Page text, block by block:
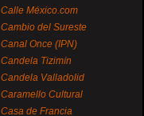
Calle México.com
Cambio del Sureste
Canal Once (IPN)
Candela Tizimín
Candela Valladolid
Caramello Cultural
Casa de Francia